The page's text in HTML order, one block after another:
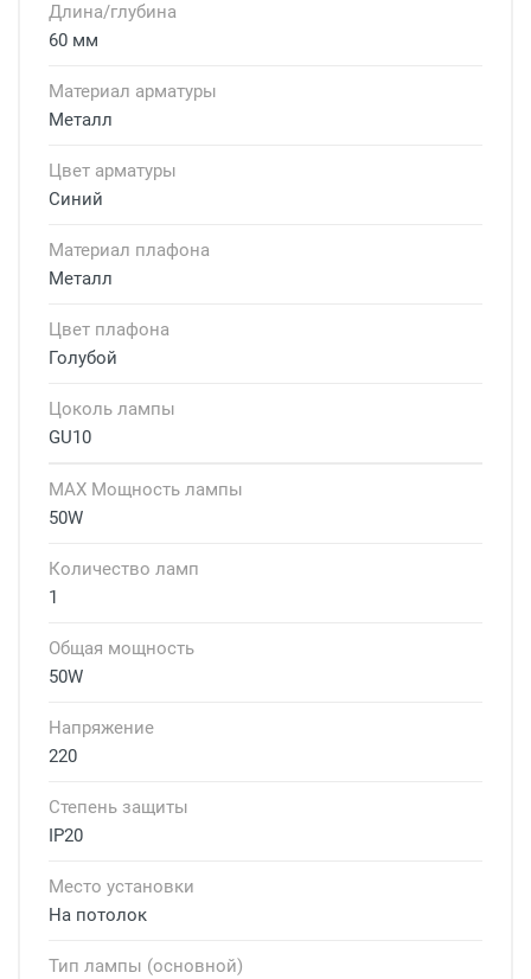
Длина/глубина
60 мм
Материал арматуры
Металл
Цвет арматуры
Синий
Материал плафона
Металл
Цвет плафона
Голубой
Цоколь лампы
GU10
MAX Мощность лампы
50W
Количество ламп
1
Общая мощность
50W
Напряжение
220
Степень защиты
IP20
Место установки
На потолок
Тип лампы (основной)